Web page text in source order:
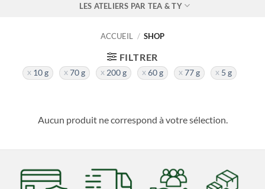
LES ATELIERS PAR TEA & TY
ACCUEIL / SHOP
FILTRER
10 g 70 g 200 g 60 g 77 g 5 g
Aucun produit ne correspond à votre sélection.